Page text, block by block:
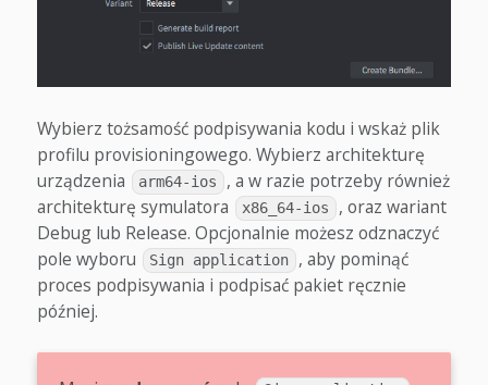
Wybierz tożsamość podpisywania kodu i wskaż plik
profilu provisioningowego. Wybierz architekturę
urządzenia
arm64-ios
, a w razie potrzeby również
architekturę symulatora
x86_64-ios
, oraz wariant
Debug lub Release. Opcjonalnie możesz odznaczyć
pole wyboru
Sign application
, aby pominąć
proces podpisywania i podpisać pakiet ręcznie
później.